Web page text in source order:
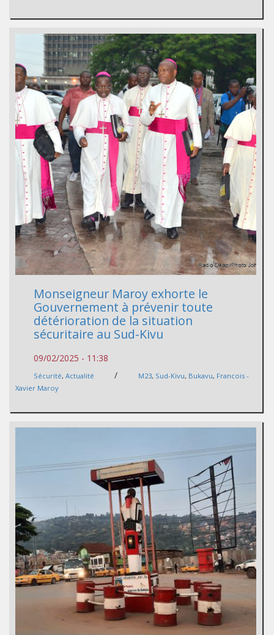
Monseigneur Maroy exhorte le
Gouvernement à prévenir toute
détérioration de la situation
sécuritaire au Sud-Kivu
09/02/2025 - 11:38
Sécurité, Actualité / M23, Sud-Kivu, Bukavu, Francois -
Xavier Maroy